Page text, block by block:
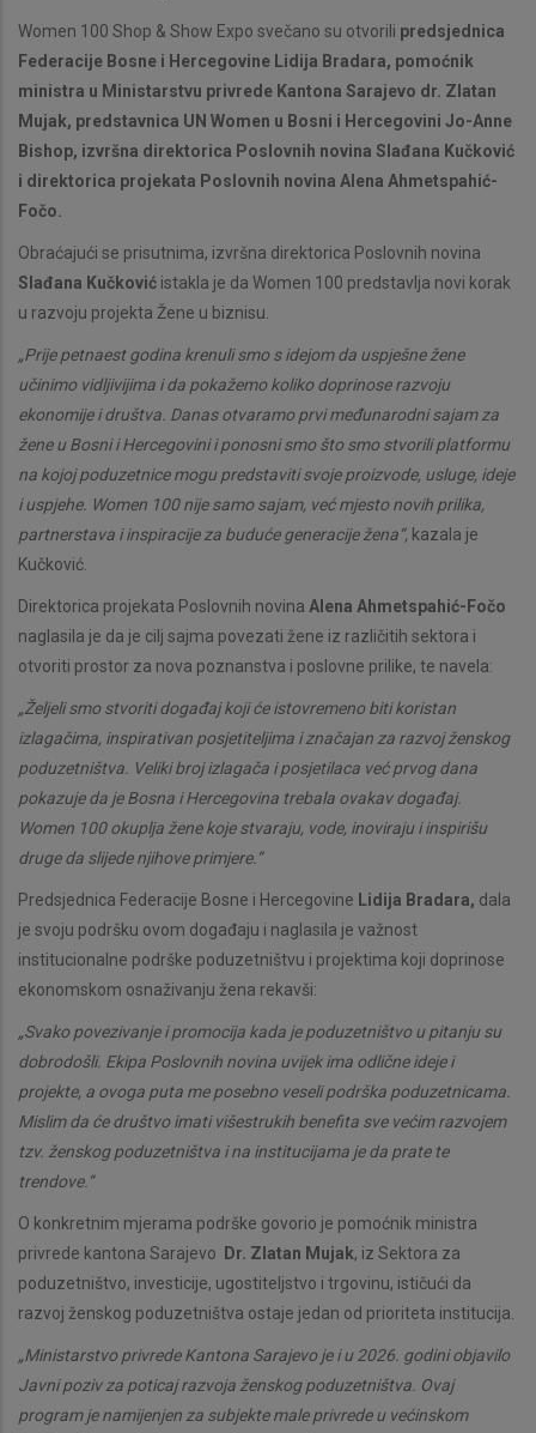
Women 100 Shop & Show Expo svečano su otvorili predsjednica
Federacije Bosne i Hercegovine Lidija Bradara, pomoćnik
ministra u Ministarstvu privrede Kantona Sarajevo dr. Zlatan
Mujak, predstavnica UN Women u Bosni i Hercegovini Jo-Anne
Bishop, izvršna direktorica Poslovnih novina Slađana Kučković
i direktorica projekata Poslovnih novina Alena Ahmetspahić-
Fočo.
Obraćajući se prisutnima, izvršna direktorica Poslovnih novina
Slađana Kučković istakla je da Women 100 predstavlja novi korak
u razvoju projekta Žene u biznisu.
„Prije petnaest godina krenuli smo s idejom da uspješne žene
učinimo vidljivijima i da pokažemo koliko doprinose razvoju
ekonomije i društva. Danas otvaramo prvi međunarodni sajam za
žene u Bosni i Hercegovini i ponosni smo što smo stvorili platformu
na kojoj poduzetnice mogu predstaviti svoje proizvode, usluge, ideje
i uspjehe. Women 100 nije samo sajam, već mjesto novih prilika,
partnerstava i inspiracije za buduće generacije žena“, kazala je
Kučković.
Direktorica projekata Poslovnih novina Alena Ahmetspahić-Fočo
naglasila je da je cilj sajma povezati žene iz različitih sektora i
otvoriti prostor za nova poznanstva i poslovne prilike, te navela:
„Željeli smo stvoriti događaj koji će istovremeno biti koristan
izlagačima, inspirativan posjetiteljima i značajan za razvoj ženskog
poduzetništva. Veliki broj izlagača i posjetilaca već prvog dana
pokazuje da je Bosna i Hercegovina trebala ovakav događaj.
Women 100 okuplja žene koje stvaraju, vode, inoviraju i inspirišu
druge da slijede njihove primjere.“
Predsjednica Federacije Bosne i Hercegovine Lidija Bradara, dala
je svoju podršku ovom događaju i naglasila je važnost
institucionalne podrške poduzetništvu i projektima koji doprinose
ekonomskom osnaživanju žena rekavši:
„Svako povezivanje i promocija kada je poduzetništvo u pitanju su
dobrodošli. Ekipa Poslovnih novina uvijek ima odlične ideje i
projekte, a ovoga puta me posebno veseli podrška poduzetnicama.
Mislim da će društvo imati višestrukih benefita sve većim razvojem
tzv. ženskog poduzetništva i na institucijama je da prate te
trendove.“
O konkretnim mjerama podrške govorio je pomoćnik ministra
privrede kantona Sarajevo
Dr. Zlatan Mujak, iz Sektora za
poduzetništvo, investicije, ugostiteljstvo i trgovinu, ističući da
razvoj ženskog poduzetništva ostaje jedan od prioriteta institucija.
„Ministarstvo privrede Kantona Sarajevo je i u 2026. godini objavilo
Javni poziv za poticaj razvoja ženskog poduzetništva. Ovaj
program je namijenjen za subjekte male privrede u većinskom